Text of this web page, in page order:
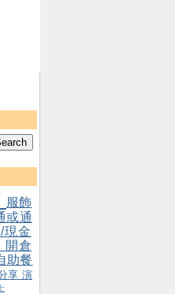
服飾
或通
現金
開倉
助餐
享 演